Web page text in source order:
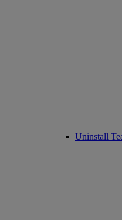
Uninstall